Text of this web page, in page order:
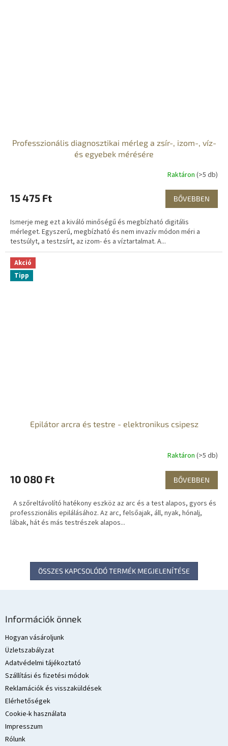
Professzionális diagnosztikai mérleg a zsír-, izom-, víz-
és egyebek mérésére
Raktáron (>5 db)
15 475 Ft BŐVEBBEN
Ismerje meg ezt a kiváló minőségű és megbízható digitális
mérleget. Egyszerű, megbízható és nem invazív módon méri a
testsúlyt, a testzsírt, az izom- és a víztartalmat. A...
Akció
Tipp
Epilátor arcra és testre - elektronikus csipesz
Raktáron (>5 db)
10 080 Ft BŐVEBBEN
A szőreltávolító hatékony eszköz az arc és a test alapos, gyors és
professzionális epilálásához. Az arc, felsőajak, áll, nyak, hónalj,
lábak, hát és más testrészek alapos...
ÖSSZES KAPCSOLÓDÓ TERMÉK MEGJELENÍTÉSE
Információk önnek
Hogyan vásároljunk
Üzletszabályzat
Adatvédelmi tájékoztató
Szállítási és fizetési módok
Reklamációk és visszaküldések
Elérhetőségek
Cookie-k használata
Impresszum
Rólunk